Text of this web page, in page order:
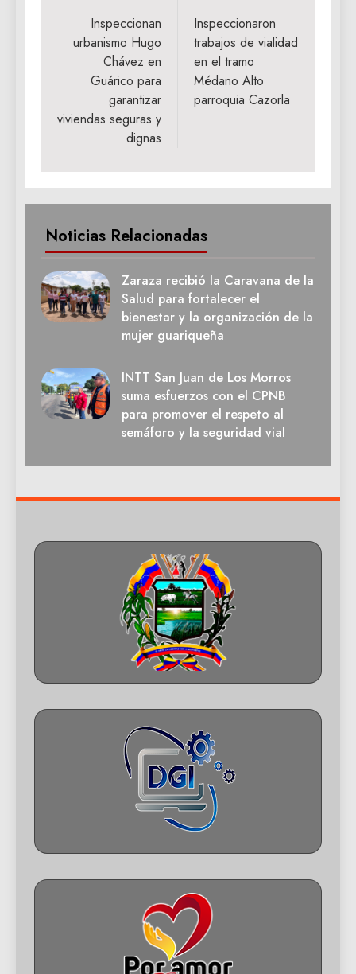
entradas
Inspeccionan
urbanismo Hugo
Chávez en
Guárico para
garantizar
viviendas seguras y
dignas
Inspeccionaron
trabajos de vialidad
en el tramo
Médano Alto
parroquia Cazorla
Noticias Relacionadas
Zaraza recibió la Caravana de la
Salud para fortalecer el
bienestar y la organización de la
mujer guariqueña
INTT San Juan de Los Morros
suma esfuerzos con el CPNB
para promover el respeto al
semáforo y la seguridad vial